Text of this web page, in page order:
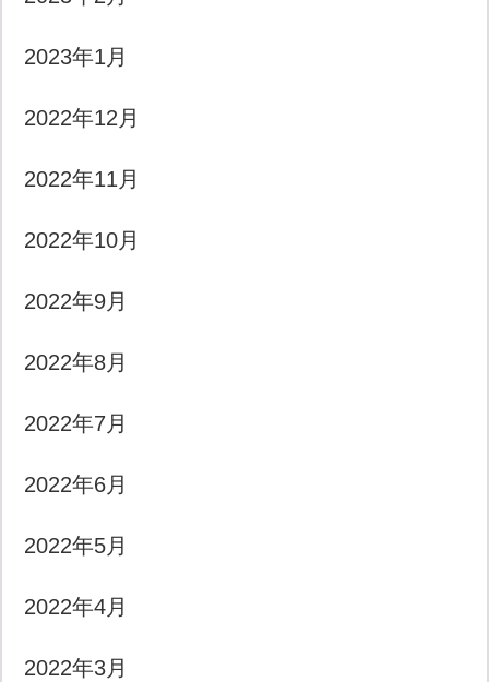
2023年1月
2022年12月
2022年11月
2022年10月
2022年9月
2022年8月
2022年7月
2022年6月
2022年5月
2022年4月
2022年3月